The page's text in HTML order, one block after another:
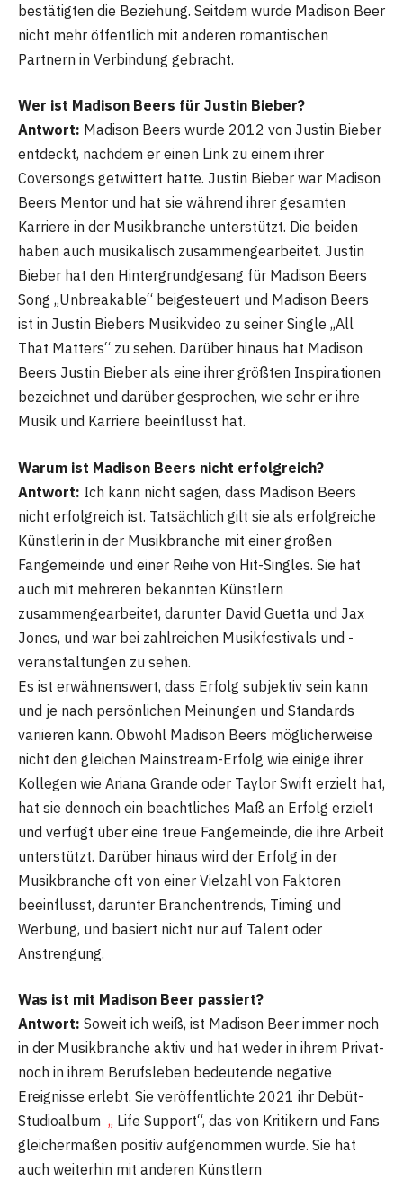
bestätigten die Beziehung. Seitdem wurde Madison Beer
nicht mehr öffentlich mit anderen romantischen
Partnern in Verbindung gebracht.
Wer ist Madison Beers für Justin Bieber?
Antwort: Madison Beers wurde 2012 von Justin Bieber
entdeckt, nachdem er einen Link zu einem ihrer
Coversongs getwittert hatte. Justin Bieber war Madison
Beers Mentor und hat sie während ihrer gesamten
Karriere in der Musikbranche unterstützt. Die beiden
haben auch musikalisch zusammengearbeitet. Justin
Bieber hat den Hintergrundgesang für Madison Beers
Song „Unbreakable“ beigesteuert und Madison Beers
ist in Justin Biebers Musikvideo zu seiner Single „All
That Matters“ zu sehen. Darüber hinaus hat Madison
Beers Justin Bieber als eine ihrer größten Inspirationen
bezeichnet und darüber gesprochen, wie sehr er ihre
Musik und Karriere beeinflusst hat.
Warum ist Madison Beers nicht erfolgreich?
Antwort: Ich kann nicht sagen, dass Madison Beers
nicht erfolgreich ist. Tatsächlich gilt sie als erfolgreiche
Künstlerin in der Musikbranche mit einer großen
Fangemeinde und einer Reihe von Hit-Singles. Sie hat
auch mit mehreren bekannten Künstlern
zusammengearbeitet, darunter David Guetta und Jax
Jones, und war bei zahlreichen Musikfestivals und -
veranstaltungen zu sehen.
Es ist erwähnenswert, dass Erfolg subjektiv sein kann
und je nach persönlichen Meinungen und Standards
variieren kann. Obwohl Madison Beers möglicherweise
nicht den gleichen Mainstream-Erfolg wie einige ihrer
Kollegen wie Ariana Grande oder Taylor Swift erzielt hat,
hat sie dennoch ein beachtliches Maß an Erfolg erzielt
und verfügt über eine treue Fangemeinde, die ihre Arbeit
unterstützt. Darüber hinaus wird der Erfolg in der
Musikbranche oft von einer Vielzahl von Faktoren
beeinflusst, darunter Branchentrends, Timing und
Werbung, und basiert nicht nur auf Talent oder
Anstrengung.
Was ist mit Madison Beer passiert?
Antwort: Soweit ich weiß, ist Madison Beer immer noch
in der Musikbranche aktiv und hat weder in ihrem Privat-
noch in ihrem Berufsleben bedeutende negative
Ereignisse erlebt. Sie veröffentlichte 2021 ihr Debüt-
Studioalbum „ Life Support“, das von Kritikern und Fans
gleichermaßen positiv aufgenommen wurde. Sie hat
auch weiterhin mit anderen Künstlern